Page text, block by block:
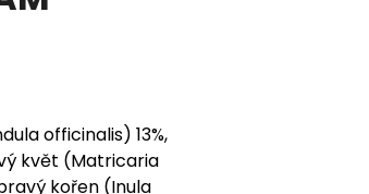
officinalis) 13%,
květ (Matricaria
kořen (Inula